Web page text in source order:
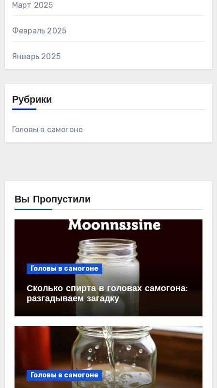
Март 2025
Февраль 2025
Январь 2025
Рубрики
Головы в самогоне
Вы Пропустили
Головы в самогоне
Сколько спирта в головах самогона:
разгадываем загадку
Головы в самогоне